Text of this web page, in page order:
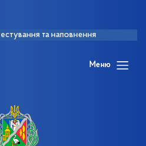
та наповнення
Меню